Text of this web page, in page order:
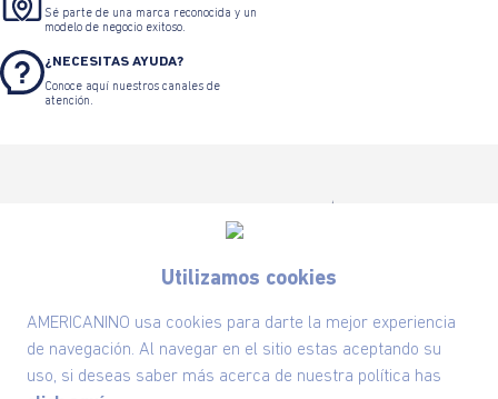
Utilizamos cookies
AMERICANINO usa cookies para darte la mejor experiencia
de navegación. Al navegar en el sitio estas aceptando su
uso, si deseas saber más acerca de nuestra política has
Sé parte de una marca reconocida y un
modelo de negocio exitoso.
¿NECESITAS AYUDA?
Conoce aquí nuestros canales de
atención.
Suscríbete ahora nuestro Newsletter y recibe
SUSCRÍBETE AHORA